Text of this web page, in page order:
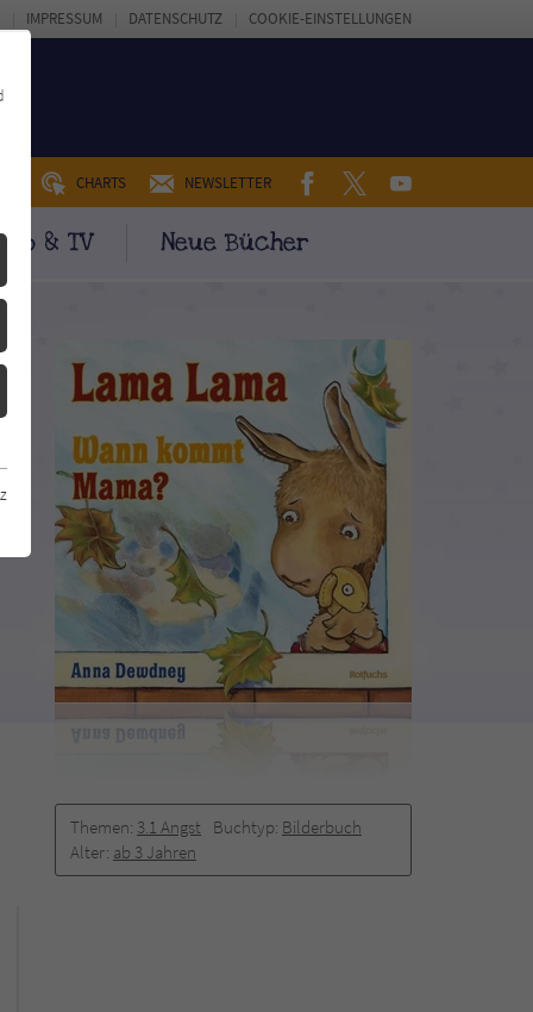
CHARTS NEWSLETTER FACEBOOKTWITTERYOUTUBE
& TV Neue Bücher
IMPRESSUM DATENSCHUTZ COOKIE-EINSTELLUNGEN
Themen: 3.1 Angst Buchtyp: Bilderbuch
Alter: ab 3 Jahren